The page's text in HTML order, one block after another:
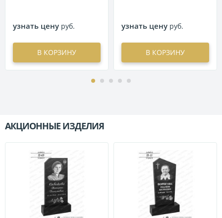
узнать цену руб.
В КОРЗИНУ
узнать цену руб.
В КОРЗИНУ
АКЦИОННЫЕ ИЗДЕЛИЯ